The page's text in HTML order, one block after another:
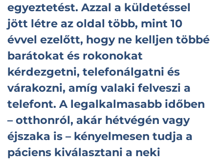
egyeztetést. Azzal a küldetéssel
jött létre az oldal több, mint 10
évvel ezelőtt, hogy ne kelljen többé
barátokat és rokonokat
kérdezgetni, telefonálgatni és
várakozni, amíg valaki felveszi a
telefont. A legalkalmasabb időben
– otthonról, akár hétvégén vagy
éjszaka is – kényelmesen tudja a
páciens kiválasztani a neki